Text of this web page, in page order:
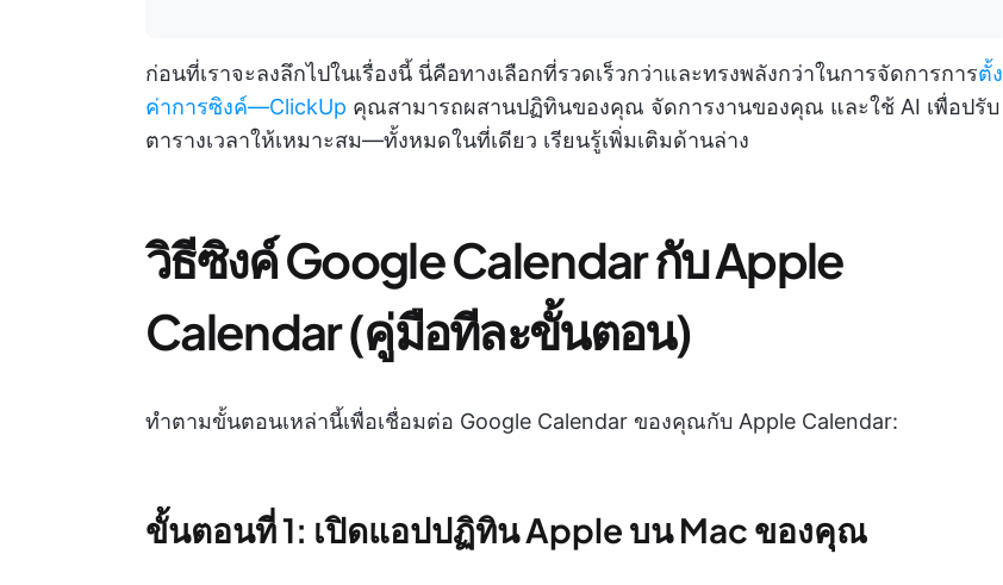
ก่อนที่เราจะลงลึกไปในเรื่องนี้ นี่คือทางเลือกที่รวดเร็วกว่าและทรงพลังกว่าในการจัดการการตั้ง
ค่าการซิงค์—ClickUp คุณสามารถผสานปฏิทินของคุณ จัดการงานของคุณ และใช้ AI เพื่อปรับ
ตารางเวลาให้เหมาะสม—ทั้งหมดในที่เดียว เรียนรู้เพิ่มเติมด้านล่าง
วิธีซิงค์ Google Calendar กับ Apple
Calendar (คู่มือทีละขั้นตอน)
ทำตามขั้นตอนเหล่านี้เพื่อเชื่อมต่อ Google Calendar ของคุณกับ Apple Calendar:
ขั้นตอนที่ 1: เปิดแอปปฏิทิน Apple บน Mac ของคุณ